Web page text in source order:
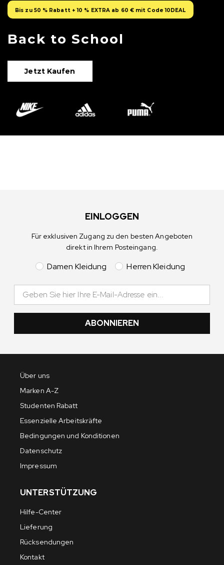
Bis zu 50 % Rabatt + 10 % EXTRA ab 60 € mit Code 10DEAL
Back to School
Jetzt Kaufen
EINLOGGEN
Für exklusiven Zugang zu den besten Angeboten
direkt in Ihrem Posteingang.
Damen Kleidung Herren Kleidung
ABONNIEREN
Über uns
Marken A-Z
Studenten Rabatt
Essenzielle Arbeitskräfte
Bedingungen und Konditionen
Datenschutz
Impressum
UNTERSTÜTZUNG
Hilfe-Center
Lieferung
Rücksendungen
Kontakt